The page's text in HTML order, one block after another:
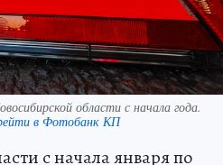
области с начала года.
в Фотобанк КП
с начала января по